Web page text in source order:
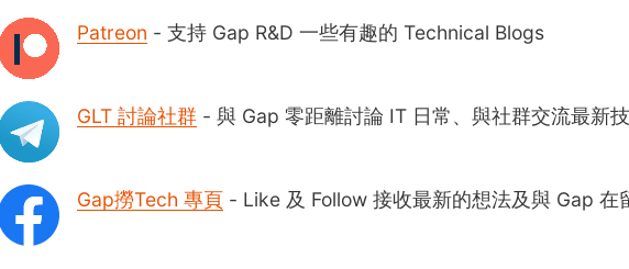
Patreon - 支持 Gap R&D 一些有趣的 Technical Blogs
GLT 討論社群 - 與 Gap 零距離討論 IT 日常、與社群交流最新
Gap撈Tech 專頁 - Like 及 Follow 接收最新的想法及與 Gap 在